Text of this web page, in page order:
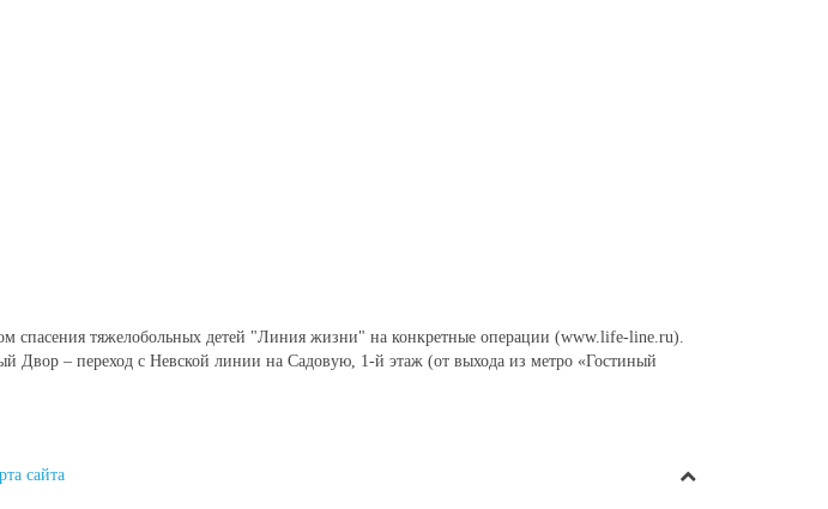
спасения тяжелобольных детей "Линия жизни" на конкретные операции (www.life-line.ru).
Двор – переход с Невской линии на Садовую, 1-й этаж (от выхода из метро «Гостиный
сайта